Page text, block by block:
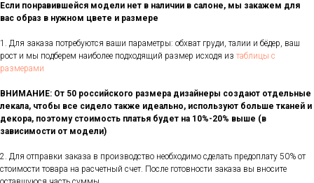
Если понравившейся модели нет в наличии в салоне, мы закажем для
вас образ в нужном цвете и размере
1. Для заказа потребуются ваши параметры: обхват груди, талии и бёдер, ваш
рост и мы подберем наиболее подходящий размер исходя из таблицы с
размерами
ВНИМАНИЕ: От 50 российского размера дизайнеры создают отдельные
лекала, чтобы все сидело также идеально, используют больше тканей и
декора, поэтому стоимость платья будет на 10%-20% выше (в
зависимости от модели)
2. Для отправки заказа в производство необходимо сделать предоплату 50% от
стоимости товара на расчетный счет. После готовности заказа вы вносите